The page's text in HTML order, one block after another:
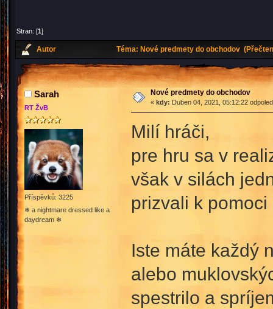
Stran: [1]
Autor Téma: Nové predmety do obchodov
Sarah
RT ŽvB
Příspěvků: 3225
❄ a nightmare dressed like a
daydream ❄
Nové predmety do obchodov
« kdy: Duben 04, 2021, 05:12:22
Milí hráči,
pre hru sa v
však v silách
prizvali k
Iste máte každý
alebo
spestrilo a